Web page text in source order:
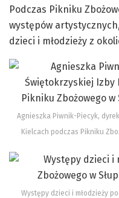
Podczas Pikniku
występów
dzieci i młodzieży z
Agnieszka Piwnik-Piecyk,
Kielcach podczas Pikniku
Występy dzieci i młodzieży